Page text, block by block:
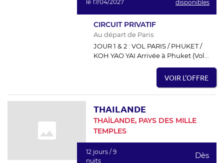
le 17/04/2027
disponibles
CIRCUIT PRIVATIF
Au départ de Paris
JOUR 1 & 2 : VOL PARIS / PHUKET /
KOH YAO YAI Arrivée à Phuket (Vol...
VOIR L'OFFRE
THAILANDE
THAÏLANDE, PAYS DES MILLE
TEMPLES
12 jours / 9
nuits
Dès